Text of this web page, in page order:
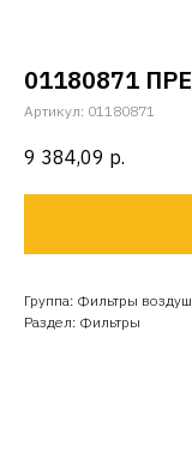
01180871
Артикул: 01180871
9 384,09 р.
Группа: Фильтры
Раздел: Фильтры